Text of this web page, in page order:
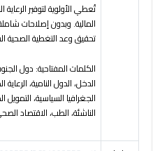
تُعطي الأولوية لتوفير
المالية. وبدون إصلاحات
تحقيق وعد التغطية الصحية
الكلمات المفتاحية: دول
الدخل، الدول النامية،
الجغرافيا السياسية،
الناشئة، الطب، الاقتصاد